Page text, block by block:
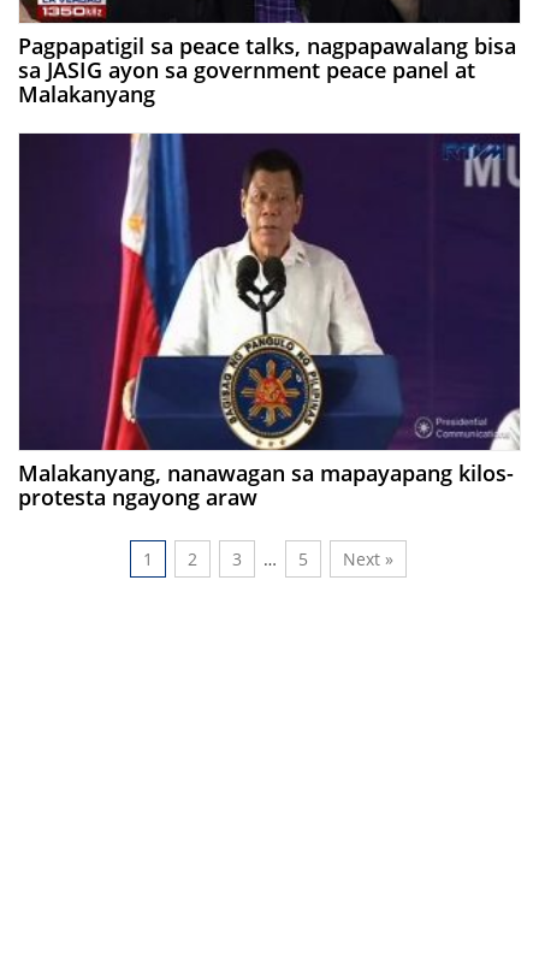
Pagpapatigil sa peace talks, nagpapawalang bisa
sa JASIG ayon sa government peace panel at
Malakanyang
Malakanyang, nanawagan sa mapayapang kilos-
protesta ngayong araw
1 2 3 … 5 Next »